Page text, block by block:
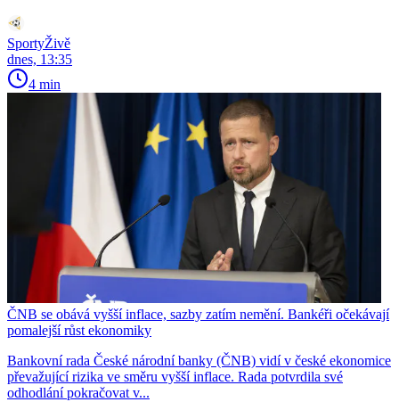
SportyŽivě
dnes, 13:35
4 min
ČNB se obává vyšší inflace, sazby zatím nemění. Bankéři očekávají
pomalejší růst ekonomiky
Bankovní rada České národní banky (ČNB) vidí v české ekonomice
převažující rizika ve směru vyšší inflace. Rada potvrdila své
odhodlání pokračovat v...